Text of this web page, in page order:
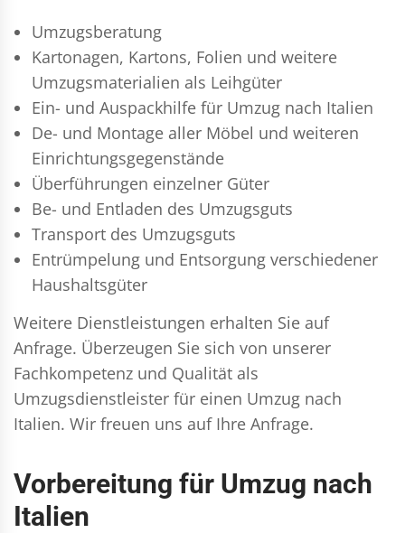
Umzugsberatung
Kartonagen, Kartons, Folien und weitere
Umzugsmaterialien als Leihgüter
Ein- und Auspackhilfe für Umzug nach Italien
De- und Montage aller Möbel und weiteren
Einrichtungsgegenstände
Überführungen einzelner Güter
Be- und Entladen des Umzugsguts
Transport des Umzugsguts
Entrümpelung und Entsorgung verschiedener
Haushaltsgüter
Weitere Dienstleistungen erhalten Sie auf
Anfrage. Überzeugen Sie sich von unserer
Fachkompetenz und Qualität als
Umzugsdienstleister für einen Umzug nach
Italien. Wir freuen uns auf Ihre Anfrage.
Vorbereitung für Umzug nach
Italien